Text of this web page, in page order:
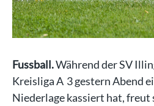
Fussball.Während der SV
Kreisliga A 3 gestern Abend
Niederlage kassiert hat, freut